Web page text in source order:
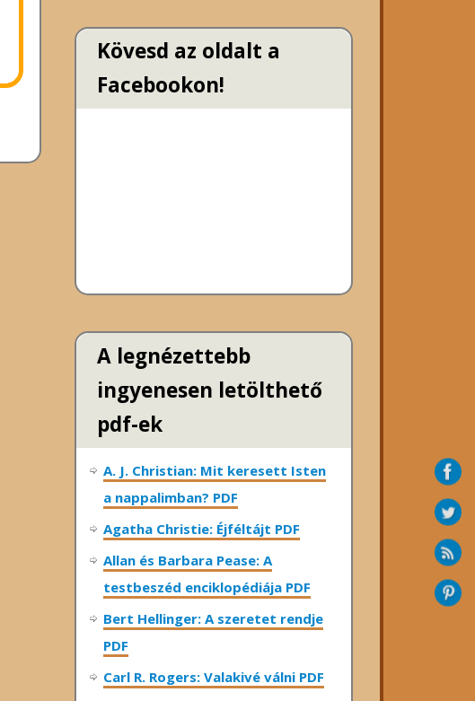
Kövesd az oldalt a
Facebookon!
A legnézettebb
ingyenesen letölthető
pdf-ek
A. J. Christian: Mit keresett Isten
a nappalimban? PDF
Agatha Christie: Éjféltájt PDF
Allan és Barbara Pease: A
testbeszéd enciklopédiája PDF
Bert Hellinger: A ​szeretet rendje
PDF
Carl R. Rogers: Valakivé válni PDF